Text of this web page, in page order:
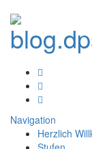
Navigation
Herzlich